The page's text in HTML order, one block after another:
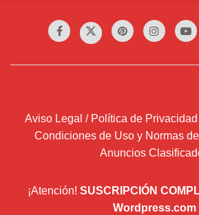
Aviso Legal / Política de
Condiciones de Uso y Normas
Anuncios
¡Atención! SUSCRIPCIÓN
Wordpress.com